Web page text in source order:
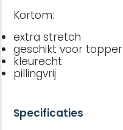
Kortom:
extra stretch
geschikt voor
kleurecht
pillingvrij
Specificaties